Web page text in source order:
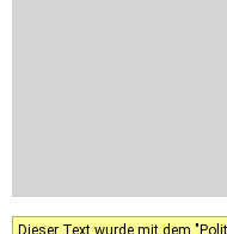
Dieser Text wurde mit dem